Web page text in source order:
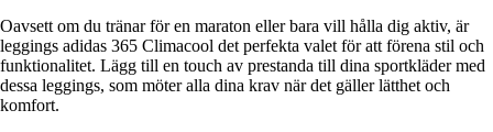
Oavsett om du tränar för en maraton eller bara vill hålla dig aktiv, är
leggings adidas 365 Climacool det perfekta valet för att förena stil och
funktionalitet. Lägg till en touch av prestanda till dina sportkläder med
dessa leggings, som möter alla dina krav när det gäller lätthet och
komfort.